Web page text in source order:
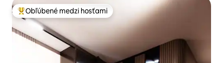
Najobľúbenejšie medzi hosťami
Obľúbené medzi hosťami